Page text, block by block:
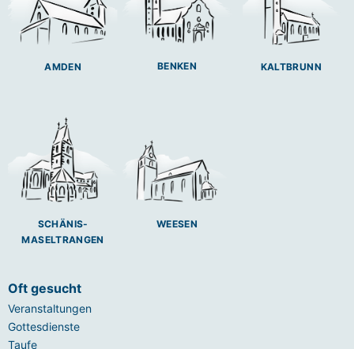
AMDEN BENKEN KALTBRUNN
SCHÄNIS-
MASELTRANGEN
WEESEN
Oft gesucht
Veranstaltungen
Gottesdienste
Taufe